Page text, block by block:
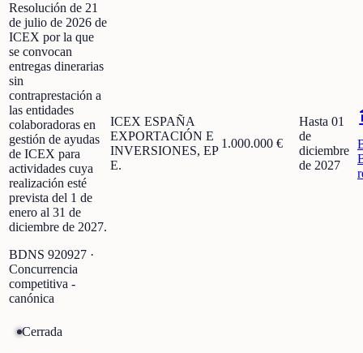
Resolución de 21
de julio de 2026 de
ICEX por la que
se convocan
entregas dinerarias
sin
contraprestación a
las entidades
colaboradoras en
gestión de ayudas
de ICEX para
actividades cuya
realización esté
prevista del 1 de
enero al 31 de
diciembre de 2027.
BDNS 920927 ·
Concurrencia
competitiva -
canónica
ICEX ESPAÑA
EXPORTACIÓN E
INVERSIONES, EP
E.
1.000.000 €
Hasta 01
de
diciembre
de 2027
Cerrada